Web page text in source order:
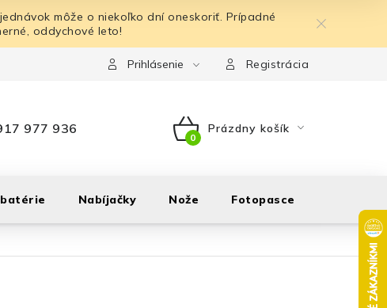
môže o niekoľko dní oneskoriť. Prípadné
oddychové leto!
Prihlásenie Registrácia
977 936
NÁKUPNÝ
Prázdny košík
Nabíjačky Nože Fotopasce